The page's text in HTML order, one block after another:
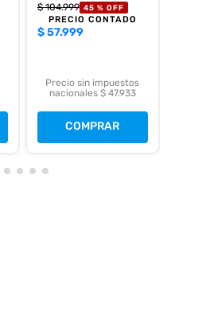
$ 104.999 45 % OFF
PRECIO CONTADO
$57.999
Precio sin impuestos
nacionales $ 47.933
COMPRAR